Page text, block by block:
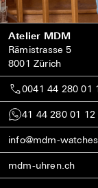
Atelier MDM
Rämistrasse 5
8001 Zürich
0041 44 280 01
41 44 280 01 12
info@mdm-
mdm-uhren.ch